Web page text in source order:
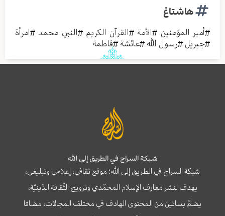
هاشتاغ
#أمير المؤمنين #الأمة #القرآن الكريم #النبي محمد #امرأة
#جبريل #رسول الله#عائشة #فاطمة
شبكة السراج في الطريق إلى الله
شبكة السراج في الطريق إلى الله؛ موقع ثقافي، إعلامي وتبليغي،
يهدف لنشر معارف الإسلام المحمّدي وترويج الثّقافة الدّينيّة،
يضمّ بساتين من المحتوى الهادف في مختلف المجالات، مضافا